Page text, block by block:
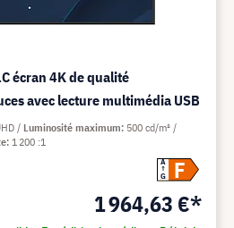
écran 4K de qualité
avec lecture multimédia USB
A
G
F
1 964,63 €*
Luminosité maximum 500 cd/m²
1 200 :1